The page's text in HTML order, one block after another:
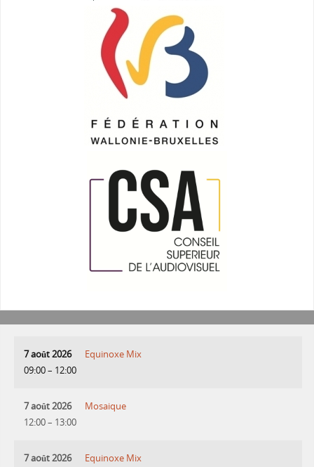
7 août 2026
09:00– 12:00
Equinoxe Mix
7 août 2026
12:00– 13:00
Mosaique
7 août 2026
Equinoxe Mix